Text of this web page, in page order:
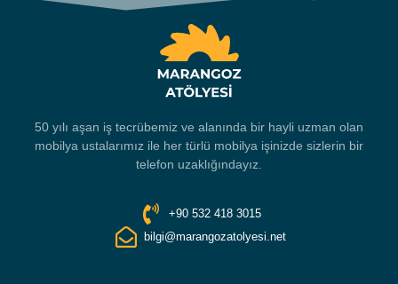
50 yılı aşan iş tecrübemiz ve alanında bir hayli uzman olan
mobilya ustalarımız ile her türlü mobilya işinizde sizlerin bir
telefon uzaklığındayız.
+90 532 418 3015
bilgi@marangozatolyesi.net